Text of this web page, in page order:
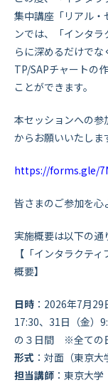
集中講座「リアル・
ンでは、「インタ
らに深めるだけでな
TP/SAPチャートの
ことができます。
本セッションへの参
からお願いいたしま
https://forms.gle/
皆さまのご参加を心
実施概要は以下の通
【「インタラクテ
概要】
日時 ：2026年7月
17:30、31日（金）
の３日間 ※全ての
形式 ：対面（東京大
担当講師 ：東京大